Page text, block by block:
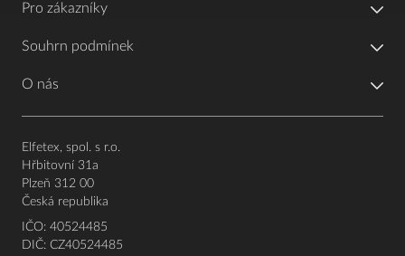
Pro zákazníky
Souhrn podmínek
O nás
Elfetex, spol. s r.o.
Hřbitovní 31a
Plzeň 312 00
Česká republika
IČO: 40524485
DIČ: CZ40524485